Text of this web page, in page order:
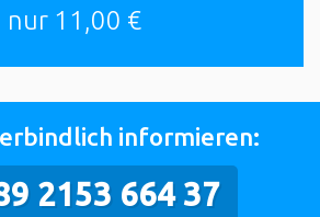
nur 11,00 €
informieren:
2153 664 37